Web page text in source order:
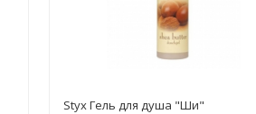
Styx Гель для душа "Ши"